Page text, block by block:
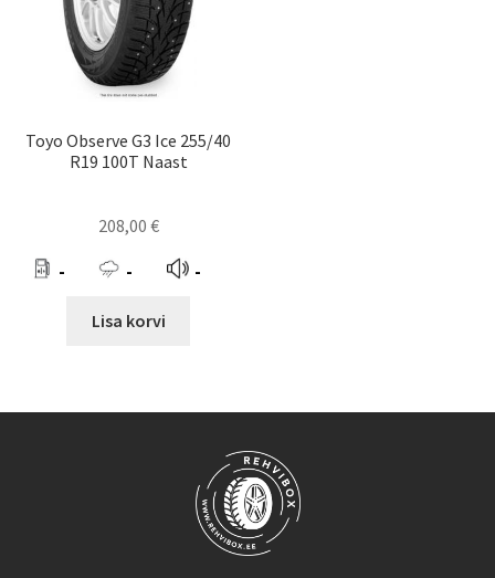
Toyo Observe G3 Ice 255/40
R19 100T Naast
208,00 €
- - -
Lisa korvi